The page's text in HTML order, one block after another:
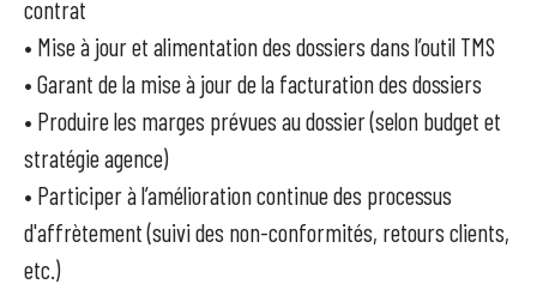
contrat
• Mise à jour et alimentation des dossiers dans l’outil TMS
• Garant de la mise à jour de la facturation des dossiers
• Produire les marges prévues au dossier (selon budget et
stratégie agence)
• Participer à l’amélioration continue des processus
d'affrètement (suivi des non-conformités, retours clients,
etc.)